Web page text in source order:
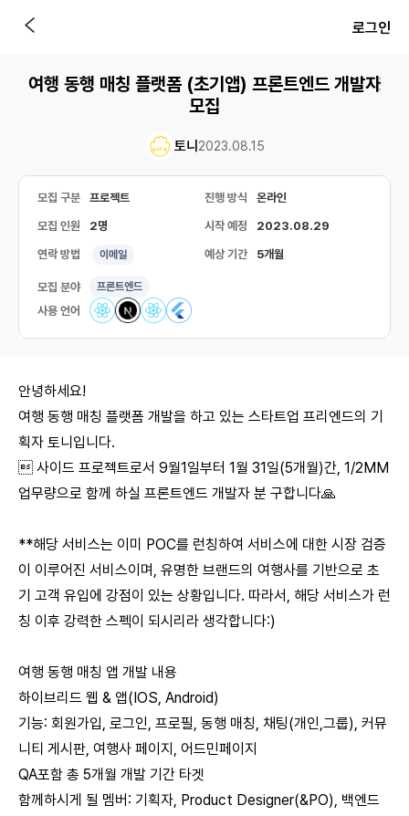
로그인
여행 동행 매칭 플랫폼 (초기앱) 프론트엔드 개발자
모집
토니 2023.08.15
모집 구분 프로젝트 진행 방식 온라인
모집 인원 2명 시작 예정 2023.08.29
연락 방법 이메일 예상 기간 5개월
모집 분야 프론트엔드
사용 언어
안녕하세요!
여행 동행 매칭 플랫폼 개발을 하고 있는 스타트업 프리엔드의 기
획자 토니입니다.
 사이드 프로젝트로서 9월1일부터 1월 31일(5개월)간, 1/2MM
업무량으로 함께 하실 프론트엔드 개발자 분 구합니다🙏
**해당 서비스는 이미 POC를 런칭하여 서비스에 대한 시장 검증
이 이루어진 서비스이며, 유명한 브랜드의 여행사를 기반으로 초
기 고객 유입에 강점이 있는 상황입니다. 따라서, 해당 서비스가 런
칭 이후 강력한 스펙이 되시리라 생각합니다:)
여행 동행 매칭 앱 개발 내용
하이브리드 웹 & 앱(IOS, Android)
기능: 회원가입, 로그인, 프로필, 동행 매칭, 채팅(개인,그룹), 커뮤
니티 게시판, 여행사 페이지, 어드민페이지
QA포함 총 5개월 개발 기간 타겟
함께하시게 될 멤버: 기획자, Product Designer(&PO), 백엔드